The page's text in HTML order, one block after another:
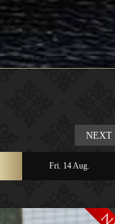
Fri. 14 Aug.
NEXT